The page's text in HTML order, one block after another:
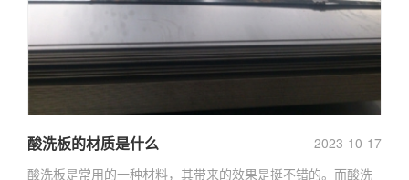
2023-10-17
酸洗板的材质是什么
酸洗板是常用的一种材料，其带来的效果是挺不错的。而酸洗